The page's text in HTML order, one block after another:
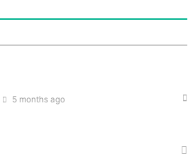
5 months ago